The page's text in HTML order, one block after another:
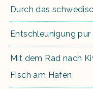
Durch das
Entschleunigung
Mit dem Rad nach
Fisch am Hafen